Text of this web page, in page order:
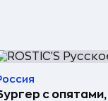
с опятами,